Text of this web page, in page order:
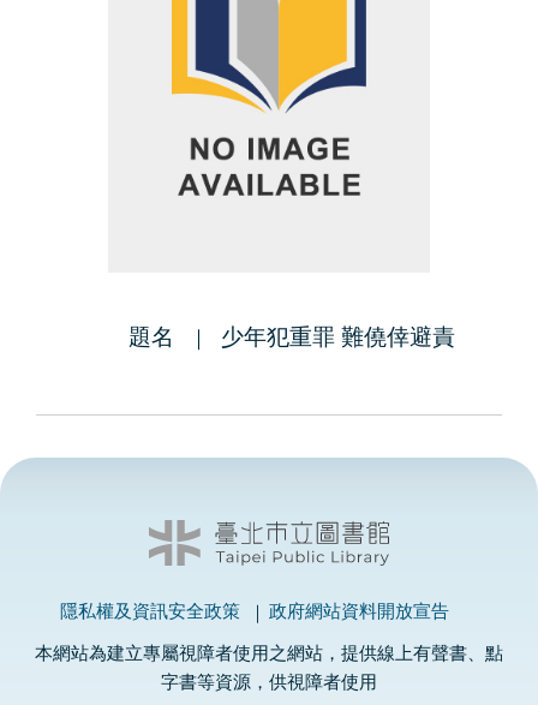
題名 少年犯重罪 難僥倖避責
隱私權及資訊安全政策 政府網站資料開放宣告
本網站為建立專屬視障者使用之網站，提供線上有聲書、點
字書等資源，供視障者使用